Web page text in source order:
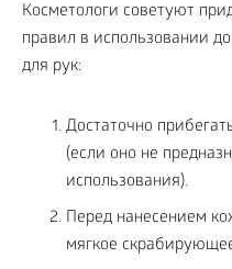
Косметологи советуют
правил в использовании
для рук:
Достаточно
(если оно не
использования).
Перед нанесением
мягкое